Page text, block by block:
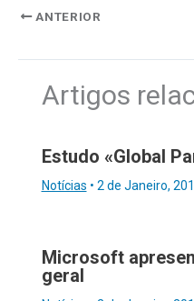
ANTERIOR
Artigos
Estudo «Global
Notícias • 2 de Janeiro,
Microsoft
geral